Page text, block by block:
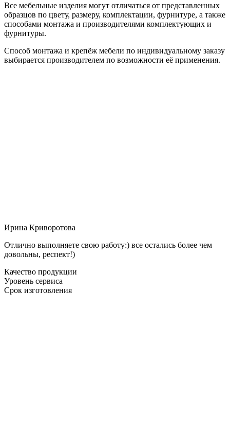
Все мебельные изделия могут отличаться от представленных
образцов по цвету, размеру, комплектации, фурнитуре, а также
способами монтажа и производителями комплектующих и
фурнитуры.
Способ монтажа и крепёж мебели по индивидуальному заказу
выбирается производителем по возможности её применения.
Ирина Криворотова
Отлично выполняете свою работу:) все остались более чем
довольны, респект!)
Качество продукции
Уровень сервиса
Срок изготовления